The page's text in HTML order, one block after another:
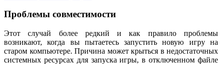
Проблемы совместимости
Этот случай более редкий и как правило проблемы
возникают, когда вы пытаетесь запустить новую игру на
старом компьютере. Причина может крыться в недостаточных
системных ресурсах для запуска игры, в отключенном файле